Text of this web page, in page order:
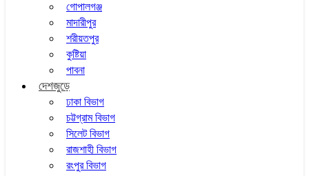
গোপালগঞ্জ
মাদারীপুর
শরীয়তপুর
কুষ্টিয়া
পাবনা
দেশজুড়ে
ঢাকা বিভাগ
চট্টগ্রাম বিভাগ
সিলেট বিভাগ
রাজশাহী বিভাগ
রংপুর বিভাগ